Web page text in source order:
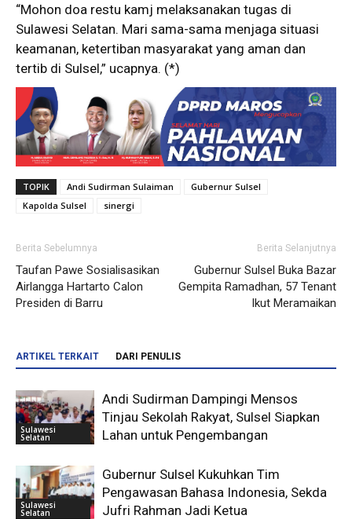
“Mohon doa restu kamj melaksanakan tugas di
Sulawesi Selatan. Mari sama-sama menjaga situasi
keamanan, ketertiban masyarakat yang aman dan
tertib di Sulsel,” ucapnya. (*)
TOPIK Andi Sudirman Sulaiman
Gubernur Sulsel
Kapolda Sulsel
sinergi
Berita Sebelumnya
Taufan Pawe Sosialisasikan
Airlangga Hartarto Calon
Presiden di Barru
Berita Selanjutnya
Gubernur Sulsel Buka Bazar
Gempita Ramadhan, 57 Tenant
Ikut Meramaikan
ARTIKEL TERKAIT DARI PENULIS
Sulawesi
Selatan
Andi Sudirman Dampingi Mensos
Tinjau Sekolah Rakyat, Sulsel Siapkan
Lahan untuk Pengembangan
Sulawesi
Selatan
Gubernur Sulsel Kukuhkan Tim
Pengawasan Bahasa Indonesia, Sekda
Jufri Rahman Jadi Ketua